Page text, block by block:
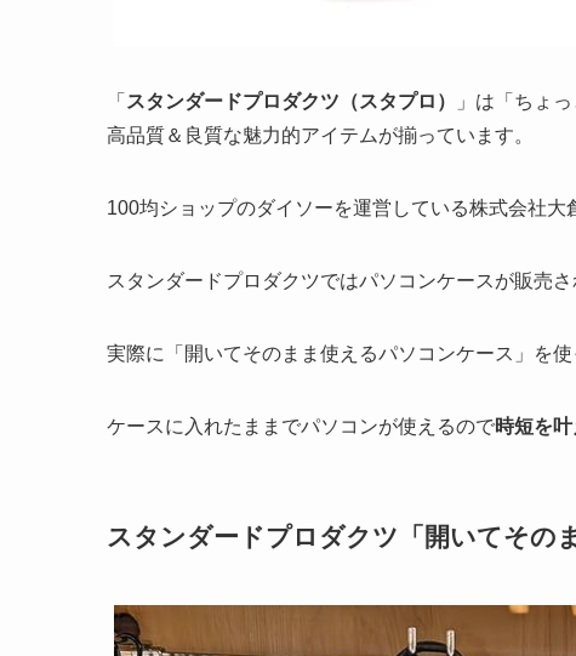
「 スタンダードプロダクツ（スタプロ）
」は「ちょ
高品質＆良質な魅力的アイテムが揃っています。
100均ショップのダイソーを運営している株式会社大
スタンダードプロダクツではパソコンケースが販売さ
実際に「開いてそのまま使えるパソコンケース」を
ケースに入れたままでパソコンが使えるので時短を
スタンダードプロダクツ「開いてその